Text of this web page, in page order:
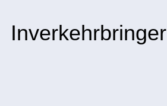
Inverkehrbringer